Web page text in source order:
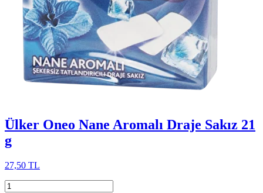
Ülker Oneo Nane Aromalı Draje Sakız 21
g
27,50 TL